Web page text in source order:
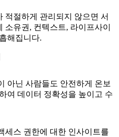
적절하게 관리되지 않으면 서
소유권, 컨텍스트, 라이프사이
해집니다.
아닌 사람들도 안전하게 온보
여 데이터 정확성을 높이고 수
세스 권한에 대한 인사이트를